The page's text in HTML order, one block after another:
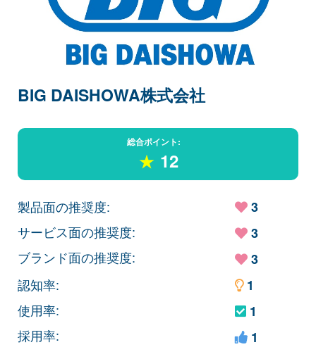
BIG DAISHOWA株式会社
総合ポイント:
★ 12
製品面の推奨度:
サービス面の推奨度:
ブランド面の推奨度:
3
3
3
認知率:
使用率:
採用率:
1
1
1